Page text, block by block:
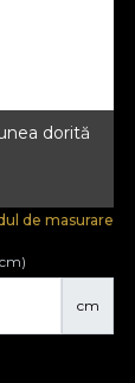
dorită
de masurare
cm